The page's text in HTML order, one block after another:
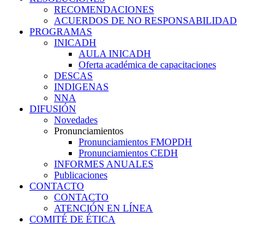
RECOMENDACIONES
ACUERDOS DE NO RESPONSABILIDAD
PROGRAMAS
INICADH
AULA INICADH
Oferta académica de capacitaciones
DESCAS
INDIGENAS
NNA
DIFUSIÓN
Novedades
Pronunciamientos
Pronunciamientos FMOPDH
Pronunciamientos CEDH
INFORMES ANUALES
Publicaciones
CONTACTO
CONTACTO
ATENCIÓN EN LÍNEA
COMITÉ DE ÉTICA